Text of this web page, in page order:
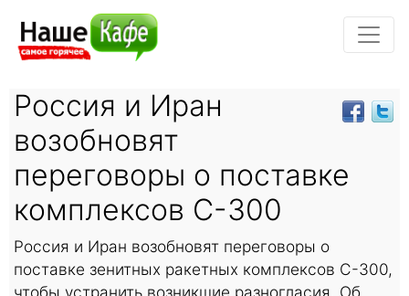
Россия и Иран
возобновят
переговоры о поставке
комплексов С-300
Россия и Иран возобновят переговоры о
поставке зенитных ракетных комплексов С-300,
чтобы устранить возникшие разногласия. Об